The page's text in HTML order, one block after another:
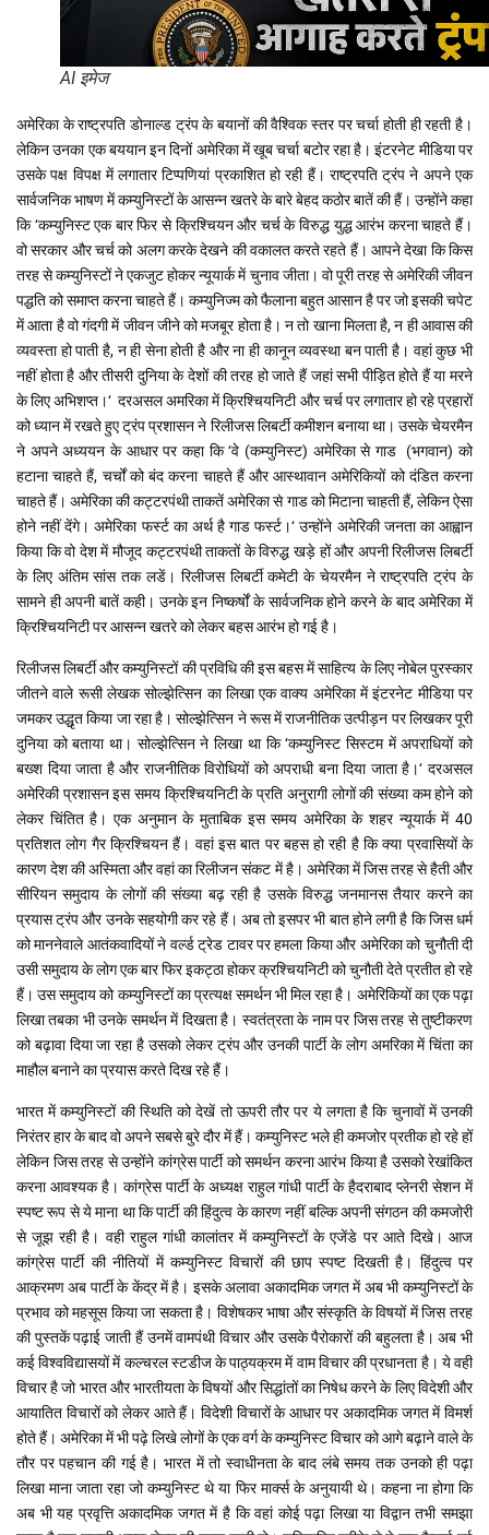
AI इमेज
अमेरिका के राष्ट्रपति डोनाल्ड ट्रंप के बयानों की वैश्विक स्तर पर चर्चा होती ही रहती है।
लेकिन उनका एक बययान इन दिनों अमेरिका में खूब चर्चा बटोर रहा है। इंटरनेट मीडिया पर
उसके पक्ष विपक्ष में लगातार टिप्पणियां प्रकाशित हो रही हैं। राष्ट्रपति ट्रंप ने अपने एक
सार्वजनिक भाषण में कम्युनिस्टों के आसन्न खतरे के बारे बेहद कठोर बातें की हैं। उन्होंने कहा
कि ‘कम्युनिस्ट एक बार फिर से क्रिश्चियन और चर्च के विरुद्ध युद्ध आरंभ करना चाहते हैं।
वो सरकार और चर्च को अलग करके देखने की वकालत करते रहते हैं। आपने देखा कि किस
तरह से कम्युनिस्टों ने एकजुट होकर न्यूयार्क में चुनाव जीता। वो पूरी तरह से अमेरिकी जीवन
पद्धति को समाप्त करना चाहते हैं। कम्युनिज्म को फैलाना बहुत आसान है पर जो इसकी चपेट
में आता है वो गंदगी में जीवन जीने को मजबूर होता है। न तो खाना मिलता है, न ही आवास की
व्यवस्ता हो पाती है, न ही सेना होती है और ना ही कानून व्यवस्था बन पाती है। वहां कुछ भी
नहीं होता है और तीसरी दुनिया के देशों की तरह हो जाते हैं जहां सभी पीड़ित होते हैं या मरने
के लिए अभिशप्त।‘ दरअसल अमरिका में क्रिश्चियनिटी और चर्च पर लगातार हो रहे प्रहारों
को ध्यान में रखते हुए ट्रंप प्रशासन ने रिलीजस लिबर्टी कमीशन बनाया था। उसके चेयरमैन
ने अपने अध्ययन के आधार पर कहा कि ‘वे (कम्युनिस्ट) अमेरिका से गाड (भगवान) को
हटाना चाहते हैं, चर्चों को बंद करना चाहते हैं और आस्थावान अमेरिकियों को दंडित करना
चाहते हैं। अमेरिका की कट्टरपंथी ताकतें अमेरिका से गाड को मिटाना चाहती हैं, लेकिन ऐसा
होने नहीं देंगे। अमेरिका फर्स्ट का अर्थ है गाड फर्स्ट।‘ उन्होंने अमेरिकी जनता का आह्वान
किया कि वो देश में मौजूद कट्टरपंथी ताकतों के विरुद्ध खड़े हों और अपनी रिलीजस लिबर्टी
के लिए अंतिम सांस तक लडें। रिलीजस लिबर्टी कमेटी के चेयरमैन ने राष्ट्रपति ट्रंप के
सामने ही अपनी बातें कही। उनके इन निष्कर्षों के सार्वजनिक होने करने के बाद अमेरिका में
क्रिश्चियनिटी पर आसन्न खतरे को लेकर बहस आरंभ हो गई है।
रिलीजस लिबर्टी और कम्युनिस्टों की प्रविधि की इस बहस में साहित्य के लिए नोबेल पुरस्कार
जीतने वाले रूसी लेखक सोल्झेत्सिन का लिखा एक वाक्य अमेरिका में इंटरनेट मीडिया पर
जमकर उद्धृत किया जा रहा है। सोल्झेत्सिन ने रूस में राजनीतिक उत्पीड़न पर लिखकर पूरी
दुनिया को बताया था। सोल्झेत्सिन ने लिखा था कि ‘कम्युनिस्ट सिस्टम में अपराधियों को
बख्श दिया जाता है और राजनीतिक विरोधियों को अपराधी बना दिया जाता है।‘ दरअसल
अमेरिकी प्रशासन इस समय क्रिश्चियनिटी के प्रति अनुरागी लोगों की संख्या कम होने को
लेकर चिंतित है। एक अनुमान के मुताबिक इस समय अमेरिका के शहर न्यूयार्क में 40
प्रतिशत लोग गैर क्रिश्चियन हैं। वहां इस बात पर बहस हो रही है कि क्या प्रवासियों के
कारण देश की अस्मिता और वहां का रिलीजन संकट में है। अमेरिका में जिस तरह से हैती और
सीरियन समुदाय के लोगों की संख्या बढ़ रही है उसके विरुद्ध जनमानस तैयार करने का
प्रयास ट्रंप और उनके सहयोगी कर रहे हैं। अब तो इसपर भी बात होने लगी है कि जिस धर्म
को माननेवाले आतंकवादियों ने वर्ल्ड ट्रेड टावर पर हमला किया और अमेरिका को चुनौती दी
उसी समुदाय के लोग एक बार फिर इकट्ठा होकर क्रश्चियनिटी को चुनौती देते प्रतीत हो रहे
हैं। उस समुदाय को कम्युनिस्टों का प्रत्यक्ष समर्थन भी मिल रहा है। अमेरिकियों का एक पढ़ा
लिखा तबका भी उनके समर्थन में दिखता है। स्वतंत्रता के नाम पर जिस तरह से तुष्टीकरण
को बढ़ावा दिया जा रहा है उसको लेकर ट्रंप और उनकी पार्टी के लोग अमरिका में चिंता का
माहौल बनाने का प्रयास करते दिख रहे हैं।
भारत में कम्युनिस्टों की स्थिति को देखें तो ऊपरी तौर पर ये लगता है कि चुनावों में उनकी
निरंतर हार के बाद वो अपने सबसे बुरे दौर में हैं। कम्युनिस्ट भले ही कमजोर प्रतीक हो रहे हों
लेकिन जिस तरह से उन्होंने कांग्रेस पार्टी को समर्थन करना आरंभ किया है उसको रेखांकित
करना आवश्यक है। कांग्रेस पार्टी के अध्यक्ष राहुल गांधी पार्टी के हैदराबाद प्लेनरी सेशन में
स्पष्ट रूप से ये माना था कि पार्टी की हिंदुत्व के कारण नहीं बल्कि अपनी संगठन की कमजोरी
से जूझ रही है। वही राहुल गांधी कालांतर में कम्युनिस्टों के एजेंडे पर आते दिखे। आज
कांग्रेस पार्टी की नीतियों में कम्युनिस्ट विचारों की छाप स्पष्ट दिखती है। हिंदुत्व पर
आक्रमण अब पार्टी के केंद्र में है। इसके अलावा अकादमिक जगत में अब भी कम्युनिस्टों के
प्रभाव को महसूस किया जा सकता है। विशेषकर भाषा और संस्कृति के विषयों में जिस तरह
की पुस्तकें पढ़ाई जाती हैं उनमें वामपंथी विचार और उसके पैरोकारों की बहुलता है। अब भी
कई विश्वविद्यासयों में कल्चरल स्टडीज के पाठ्यक्रम में वाम विचार की प्रधानता है। ये वही
विचार है जो भारत और भारतीयता के विषयों और सिद्धांतों का निषेध करने के लिए विदेशी और
आयातित विचारों को लेकर आते हैं। विदेशी विचारों के आधार पर अकादमिक जगत में विमर्श
होते हैं। अमेरिका में भी पढ़े लिखे लोगों के एक वर्ग के कम्युनिस्ट विचार को आगे बढ़ाने वाले के
तौर पर पहचान की गई है। भारत में तो स्वाधीनता के बाद लंबे समय तक उनको ही पढ़ा
लिखा माना जाता रहा जो कम्युनिस्ट थे या फिर मार्क्स के अनुयायी थे। कहना ना होगा कि
अब भी यह प्रवृत्ति अकादमिक जगत में है कि वहां कोई पढ़ा लिखा या विद्वान तभी समझा